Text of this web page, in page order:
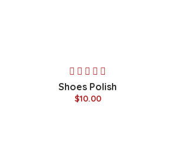
Shoes Polish
$10.00